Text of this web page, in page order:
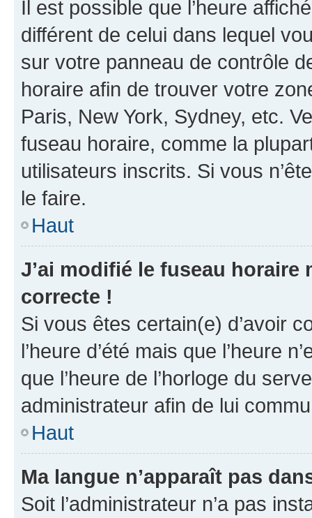
Il est possible que l’heure
différent de celui dans lequel
sur votre panneau de contrôle
horaire afin de trouver votre
Paris, New York, Sydney, etc.
fuseau horaire, comme la
utilisateurs inscrits. Si vous
le faire.
Haut
J’ai modifié le fuseau horaire
correcte !
Si vous êtes certain(e) d’avoir
l’heure d’été mais que l’heure
que l’heure de l’horloge du
administrateur afin de lui
Haut
Ma langue n’apparaît pas
Soit l’administrateur n’a pas